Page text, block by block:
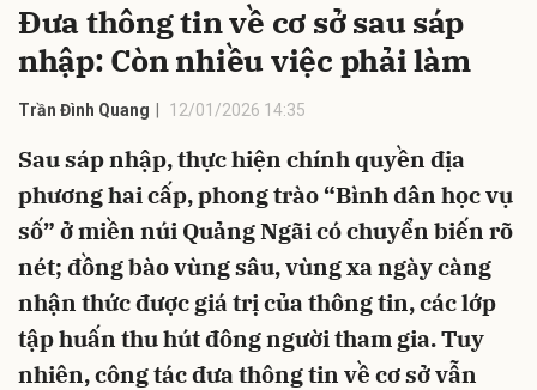
Đưa thông tin về cơ sở sau sáp
nhập: Còn nhiều việc phải làm
Trần Đình Quang 12/01/2026 14:35
Sau sáp nhập, thực hiện chính quyền địa
phương hai cấp, phong trào “Bình dân học vụ
số” ở miền núi Quảng Ngãi có chuyển biến rõ
nét; đồng bào vùng sâu, vùng xa ngày càng
nhận thức được giá trị của thông tin, các lớp
tập huấn thu hút đông người tham gia. Tuy
nhiên, công tác đưa thông tin về cơ sở vẫn
Hủy